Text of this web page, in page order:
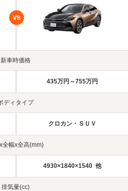
新車時価格
435万円～755万円
ディタイプ
クロカン・ＳＵＶ
全幅x全高(mm)
4930×1840×1540 他
排気量(cc)